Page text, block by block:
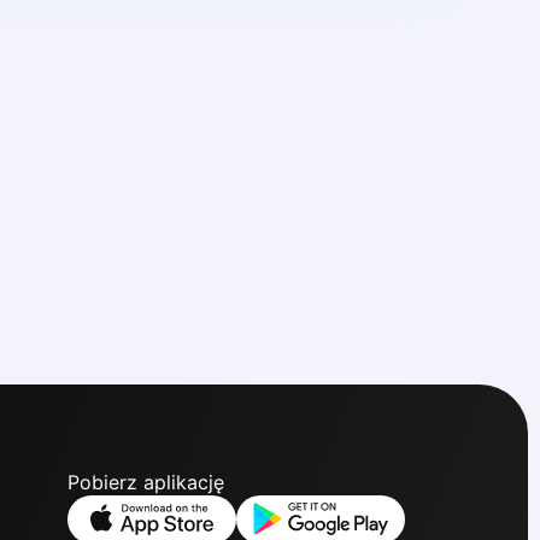
Pobierz aplikację